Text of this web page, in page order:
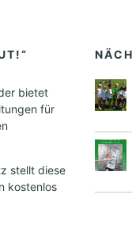
bietet
für
stellt diese
kostenlos